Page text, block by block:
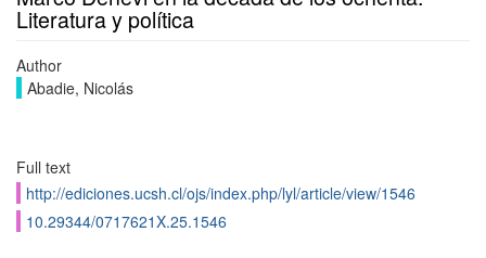
Literatura y polí­tica
Author
Abadie, Nicolás
Full text
http://ediciones.ucsh.cl/ojs/index.php/lyl/article/view/1546
10.29344/0717621X.25.1546